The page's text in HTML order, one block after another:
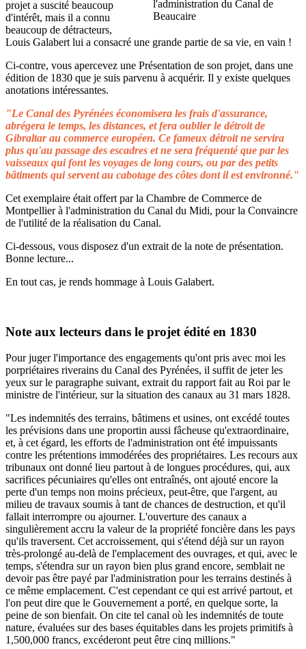
projet a suscité beaucoup
d'intérêt, mais il a connu
beaucoup de détracteurs,
Louis Galabert lui a consacré une grande partie de sa vie, en vain !
Ci-contre, vous apercevez une Présentation de son projet, dans une
édition de 1830 que je suis parvenu à acquérir. Il y existe quelques
anotations intéressantes.
"Le Canal des Pyrénées économisera les frais d'assurance,
abrégera le temps, les distances, et fera oublier le détroit de
Gibraltar au commerce européen. Ce fameux détroit ne servira
plus qu'au passage des escadres et ne sera fréquenté que par les
vaisseaux qui font les voyages de long cours, ou par des petits
bâtiments qui servent au cabotage des côtes dont il est environné."
Cet exemplaire était offert par la Chambre de Commerce de
Montpellier à l'administration du Canal du Midi, pour la Convaincre
de l'utilité de la réalisation du Canal.
Ci-dessous, vous disposez d'un extrait de la note de présentation.
Bonne lecture...
En tout cas, je rends hommage à Louis Galabert.
Note aux lecteurs dans le projet édité en 1830
Pour juger l'importance des engagements qu'ont pris avec moi les
porpriétaires riverains du Canal des Pyrénées, il suffit de jeter les
yeux sur le paragraphe suivant, extrait du rapport fait au Roi par le
ministre de l'intérieur, sur la situation des canaux au 31 mars 1828.
"Les indemnités des terrains, bâtimens et usines, ont excédé toutes
les prévisions dans une proportin aussi fâcheuse qu'extraordinaire,
et, à cet égard, les efforts de l'administration ont été impuissants
contre les prétentions immodérées des propriétaires. Les recours aux
tribunaux ont donné lieu partout à de longues procédures, qui, aux
sacrifices pécuniaires qu'elles ont entraînés, ont ajouté encore la
perte d'un temps non moins précieux, peut-être, que l'argent, au
milieu de travaux soumis à tant de chances de destruction, et qu'il
fallait interrompre ou ajourner. L'ouverture des canaux a
singulièrement accru la valeur de la propriété foncière dans les pays
qu'ils traversent. Cet accroissement, qui s'étend déjà sur un rayon
très-prolongé au-delà de l'emplacement des ouvrages, et qui, avec le
temps, s'étendra sur un rayon bien plus grand encore, semblait ne
devoir pas être payé par l'administration pour les terrains destinés à
ce même emplacement. C'est cependant ce qui est arrivé partout, et
l'on peut dire que le Gouvernement a porté, en quelque sorte, la
peine de son bienfait. On cite tel canal où les indemnités de toute
nature, évaluées sur des bases équitables dans les projets primitifs à
1,500,000 francs, excéderont peut être cinq millions."